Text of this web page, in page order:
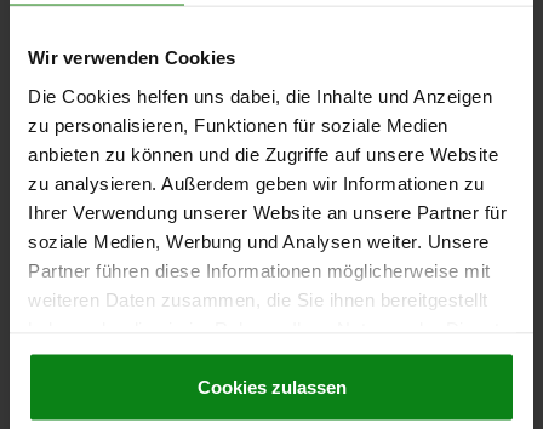
Wir verwenden Cookies
Die Cookies helfen uns dabei, die Inhalte und Anzeigen
zu personalisieren, Funktionen für soziale Medien
anbieten zu können und die Zugriffe auf unsere Website
zu analysieren. Außerdem geben wir Informationen zu
Ihrer Verwendung unserer Website an unsere Partner für
soziale Medien, Werbung und Analysen weiter. Unsere
Partner führen diese Informationen möglicherweise mit
weiteren Daten zusammen, die Sie ihnen bereitgestellt
gesammelt haben.Cookie Richtlinien
Datenschutz|AGB
Cookies zulassen
BOLZENDURCHMESSER=25
44,62 CHF
zzgl. MwSt.
DETAILS
DETAILS
CAD